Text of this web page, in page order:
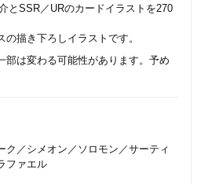
とSSR／URのカードイラストを270
描き下ろしイラストです。
は変わる可能性があります。予め
ク／シメオン／ソロモン／サーティ
ファエル